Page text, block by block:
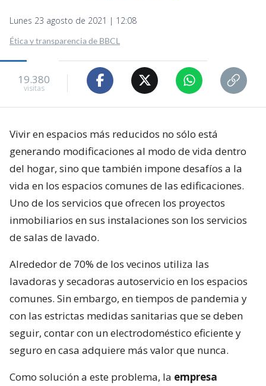
Lunes 23 agosto de 2021 | 12:08
Ética y transparencia de BBCL
19.380
visitas
Vivir en espacios más reducidos no sólo está
generando modificaciones al modo de vida dentro
del hogar, sino que también impone desafíos a la
vida en los espacios comunes de las edificaciones.
Uno de los servicios que ofrecen los proyectos
inmobiliarios en sus instalaciones son los servicios
de salas de lavado.
Alrededor de 70% de los vecinos utiliza las
lavadoras y secadoras autoservicio en los espacios
comunes. Sin embargo, en tiempos de pandemia y
con las estrictas medidas sanitarias que se deben
seguir, contar con un electrodoméstico eficiente y
seguro en casa adquiere más valor que nunca.
Como solución a este problema, la empresa